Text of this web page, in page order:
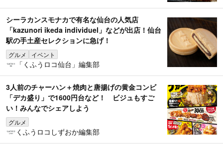
シーラカンスモナカで有名な仙台の人気店
「kazunori ikeda individuel」などが出店！仙台
駅の手土産セレクションに急げ！
グルメ イベント
「くふうロコ仙台」編集部
3人前のチャーハン＋焼肉と唐揚げの黄金コンビ
「デカ盛り」で1600円台など！ ビジュもすご
い！みんなでシェアしよう
グルメ
くふうロコしずおか編集部